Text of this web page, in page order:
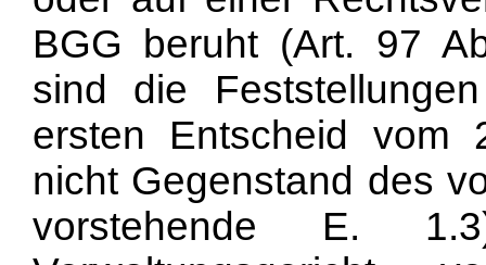
BGG beruht (Art. 97
sind die
ersten Entscheid vom
nicht Gegenstand des
vorstehende E.